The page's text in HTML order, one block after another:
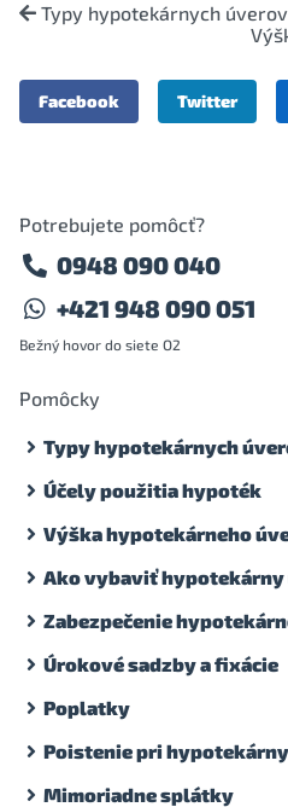
Typy hypotekárnych úverov
Facebook Twitter
Potrebujete pomôcť?
0948 090 040
+421 948 090 051
Bežný hovor do siete O2
Pomôcky
Typy hypotekárnych
Účely použitia hypoték
Výška hypotekárneho
Ako vybaviť hypotekárny
Zabezpečenie
Úrokové sadzby a fixácie
Poplatky
Poistenie pri
Mimoriadne splátky